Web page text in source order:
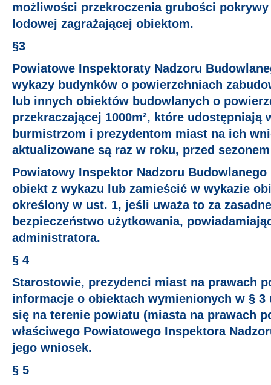
możliwości przekroczenia grubości
lodowej zagrażającej obiektom.
§3
Powiatowe Inspektoraty Nadzoru
wykazy budynków o powierzchniach
lub innych obiektów budowlanych o
przekraczającej 1000m², które udostępniają
burmistrzom i prezydentom miast na ich
aktualizowane są raz w roku, przed
Powiatowy Inspektor Nadzoru
obiekt z wykazu lub zamieścić w wykazie
określony w ust. 1, jeśli uważa to za
bezpieczeństwo użytkowania,
administratora.
§ 4
Starostowie, prezydenci miast na prawach
informacje o obiektach wymienionych w § 3
się na terenie powiatu (miasta na prawach
właściwego Powiatowego Inspektora
jego wniosek.
§ 5